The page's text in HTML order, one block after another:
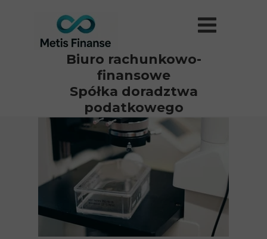
Biuro rachunkowo-
finansowe
Spółka doradztwa
podatkowego